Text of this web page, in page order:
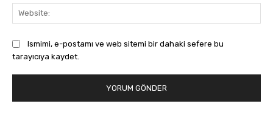
Ismimi, e-postamı ve web sitemi bir dahaki sefere bu
tarayıcıya kaydet.